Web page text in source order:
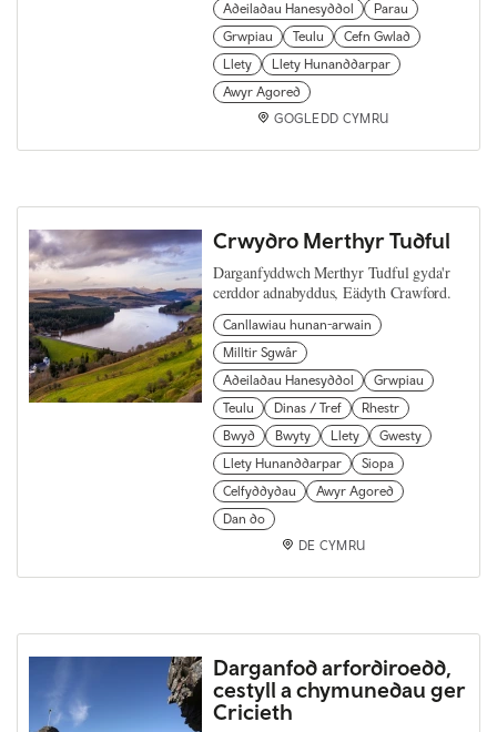
Adeiladau Hanesyddol
Parau
Grwpiau
Teulu
Cefn Gwlad
Llety
Llety Hunanddarpar
Awyr Agored
GOGLEDD CYMRU
Crwydro Merthyr Tudful
Darganfyddwch Merthyr Tudful gyda'r
cerddor adnabyddus, Eädyth Crawford.
Canllawiau hunan-arwain
Milltir Sgwâr
Adeiladau Hanesyddol
Grwpiau
Teulu
Dinas / Tref
Rhestr
Bwyd
Bwyty Llety
Gwesty
Llety Hunanddarpar
Siopa
Celfyddydau
Awyr Agored
Dan do
DE CYMRU
Darganfod arfordiroedd,
cestyll a chymunedau ger
Cricieth